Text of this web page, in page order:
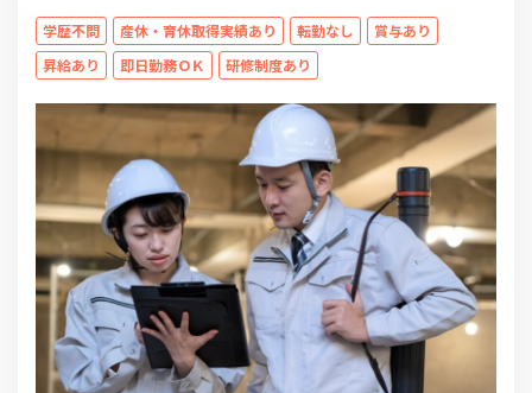
学歴不問 産休・育休取得実績あり 転勤なし
賞与あり
昇給あり
即日勤務ＯＫ 研修制度あり